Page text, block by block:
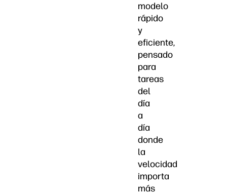
modelo
rápido
y
eficiente,
pensado
para
tareas
del
día
a
día
donde
la
velocidad
importa
más